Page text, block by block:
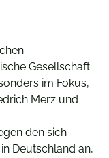
Gesellschaft
im Fokus,
Merz und
den sich
Deutschland an,